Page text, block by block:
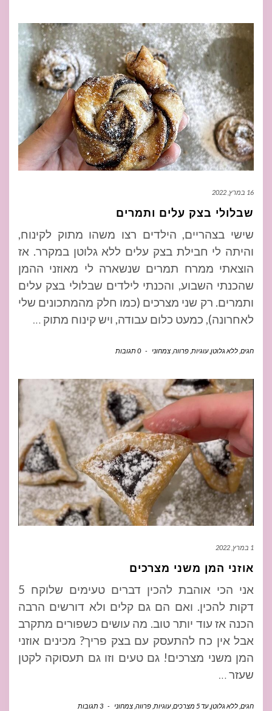
16 במרץ, 2022
שבלולי בצק עלים ותמרים
שישי בצהריים, הילדים רצו משהו מתוק לקינוח,
והיתה לי חבילת בצק עלים ללא גלוטן במקרר. אז
הוצאתי ממרח תמרים שנשארה לי מאוזני ההמן
שהכנתי השבוע, והכנתי לילדים שבלולי בצק עלים
ותמרים. רק שני מצרכים (כמו חלק מהמתכונים שלי
לאחרונה), כמעט כלום עבודה, ויש קינוח מתוק …
חגים ללא גלוטן ,עוגיות פרווה צמחוני - 0 תגובות
1 במרץ, 2022
אוזני המן משני מצרכים
אני הכי אוהבת להכין דברים טעימים שלוקח 5
דקות להכין. ואם הם גם קלים ולא דורשים הרבה
הכנה אז עוד יותר טוב. מה עושים כשפורים מתקרב
אבל אין כח להתעסק עם בצק פריך? מכינים אוזני
המן משני מצרכים! גם טעים וזו גם תעסוקה לקטן
שעזר …
חגים ללא גלוטן ,עד 5 מצרכים ,עוגיות פרווה צמחוני - 3 תגובות